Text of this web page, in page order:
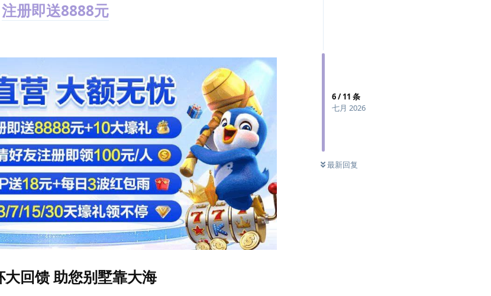
6/11 条
七月 2026
最新回复
注册即送8888元
大回馈 助您别墅靠大海